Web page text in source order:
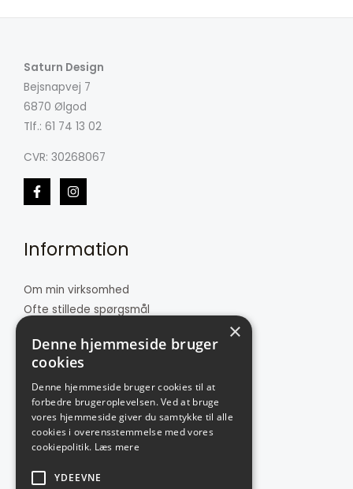
Saturn Design
Bejsnapvej 7
6870 Ølgod
Tlf.: 61 74 13 02
CVR: 30268067
Information
Om min virksomhed
Ofte stillede spørgsmål
Kontakt
Kundeservice
Cookie- og privatlivspolitik
×
Denne hjemmeside bruger
cookies
Denne hjemmeside bruger cookies til at
forbedre brugeroplevelsen. Ved at bruge
vores hjemmeside giver du samtykke til alle
cookies i overensstemmelse med vores
cookiepolitik. Læs mere
YDEEVNE